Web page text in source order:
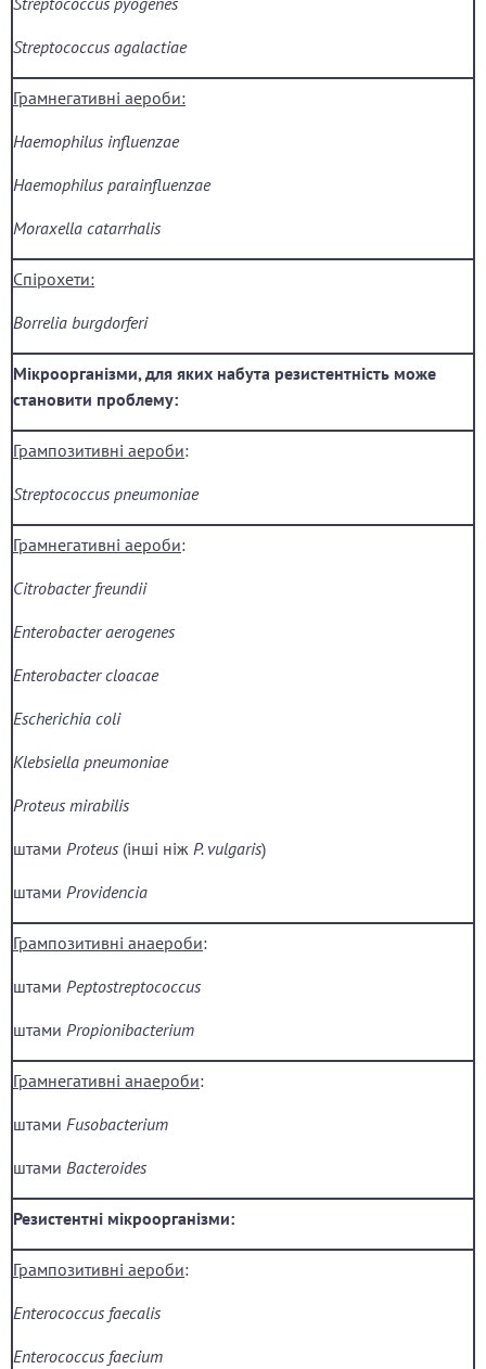
Streptococcus agalactiae
Грамнегативні аероби:
Haemophilus influenzae
Haemophilus parainfluenzae
Moraxella catarrhalis
Спірохети:
Borrelia burgdorferi
Мікроорганізми, для яких набута резистентність може
становити проблему:
Грампозитивні аероби:
Streptococcus pneumoniae
Грамнегативні аероби:
Citrobacter freundii
Enterobacter aerogenes
Enterobacter cloacae
Escherichia coli
Klebsiella pneumoniae
Proteus mirabilis
штами Proteus (інші ніж P. vulgaris)
штами Providencia
Грампозитивні анаероби:
штами Peptostreptococcus
штами Propionibacterium
Грамнегативні анаероби:
штами Fusobacterium
штами Bacteroides
Резистентні мікроорганізми:
Грампозитивні аероби:
Enterococcus faecalis
Enterococcus faecium